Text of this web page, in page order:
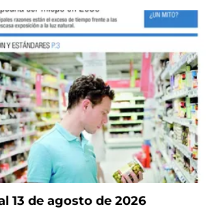
13 de agosto de 2026